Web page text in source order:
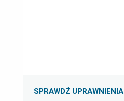
SPRAWDŹ UPRAWNIENIA